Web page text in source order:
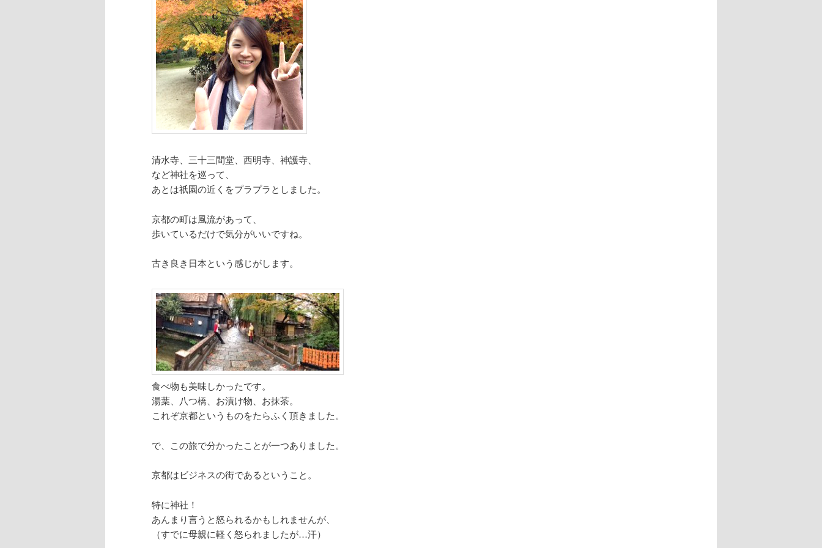
清水寺、三十三間堂、西明寺、神護寺、
など神社を巡って、
あとは祇園の近くをプラプラとしました。
京都の町は風流があって、
歩いているだけで気分がいいですね。
古き良き日本という感じがします。
食べ物も美味しかったです。
湯葉、八つ橋、お漬け物、お抹茶。
これぞ京都というものをたらふく頂きました。
で、この旅で分かったことが一つありました。
京都はビジネスの街であるということ。
特に神社！
あんまり言うと怒られるかもしれませんが、
（すでに母親に軽く怒られましたが…汗）